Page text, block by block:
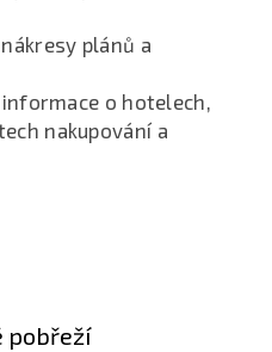
plánů a
o hotelech,
nakupování a
pobřeží